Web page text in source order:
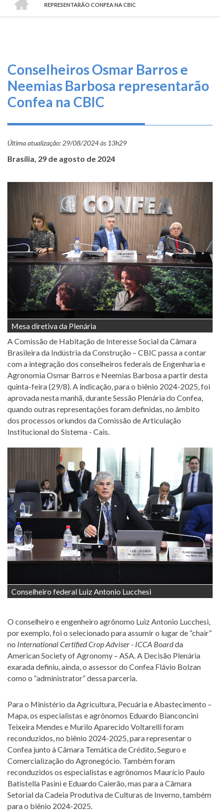
O
que
Informe-
se
Conosco
e
Contas
TRILHA
DE
REPRESENTARÃO CONFEA NA CBIC
Conselheiros Osmar Barros e
Neemias Barbosa representarão
Confea na CBIC
Última atualização: 29/08/2024 às 13h29
Brasília, 29 de agosto de 2024
Mesa diretiva da Plenária
A Comissão de Habitação de Interesse Social da Câmara
Brasileira da Indústria da Construção – CBIC passa a contar
com a integração dos conselheiros federais de Engenharia e
Agronomia Osmar Barros e Neemias Barbosa a partir desta
quinta-feira (29/8). A indicação, para o biênio 2024-2025, foi
aprovada nesta manhã, durante Sessão Plenária do Confea,
quando outras representações foram definidas, no âmbito
dos processos oriundos da Comissão de Articulação
Institucional do Sistema - Cais.
Conselheiro federal Luiz Antonio Lucchesi
O conselheiro e engenheiro agrônomo Luiz Antonio Lucchesi,
por exemplo, foi o selecionado para assumir o lugar de “chair”
no International Certified Crop Adviser - ICCA Boardda
American Society of Agronomy – ASA. A Decisão Plenária
exarada definiu, ainda, o assessor do Confea Flávio Bolzan
como o “administrator” dessa parceria.
Para o Ministério da Agricultura, Pecuária e Abastecimento –
Mapa, os especialistas e agrônomos Eduardo Bianconcini
Teixeira Mendes e Murilo Aparecido Voltarelli foram
reconduzidos, no biênio 2024-2025, para representar o
Confea junto à Câmara Temática de Crédito, Seguro e
Comercialização do Agronegócio. Também foram
reconduzidos os especialistas e agrônomos Maurício Paulo
Batistella Pasini e Eduardo Caierão, mas para a Câmara
Setorial da Cadeia Produtiva de Culturas de Inverno, também
para o biênio 2024-2025.